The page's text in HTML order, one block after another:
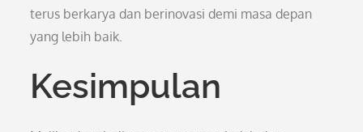
terus berkarya dan berinovasi demi masa depan
yang lebih baik.
Kesimpulan